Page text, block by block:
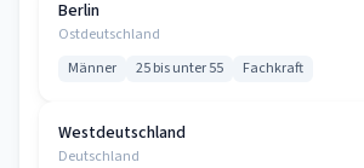
Berlin
Ostdeutschland
Männer 25 bis unter 55 Fachkraft
Westdeutschland
Deutschland